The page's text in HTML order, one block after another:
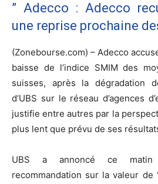
” Adecco : Adecco
une reprise prochaine
(Zonebourse.com) – Adecco
baisse de l’indice SMIM des
suisses, après la dégradation
d’UBS sur le réseau d’agences
justifie entre autres par la
plus lent que prévu de ses
UBS a annoncé ce
recommandation sur la valeur de